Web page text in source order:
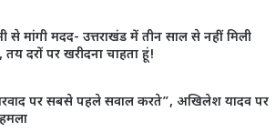
मांगी मदद- उत्तराखंड में तीन साल से नहीं मिली
दरों पर खरीदना चाहता हूं!
पर सबसे पहले सवाल करते”, अखिलेश यादव पर